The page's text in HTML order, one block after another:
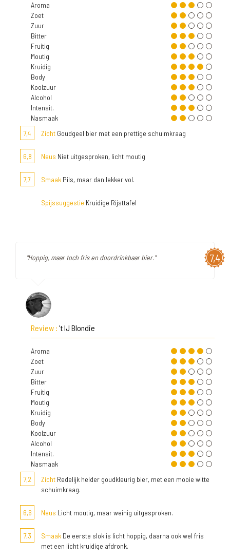
Aroma
Zoet
Zuur
Bitter
Fruitig
Moutig
Kruidig
Body
Koolzuur
Alcohol
Intensit.
Nasmaak
7,4
Zicht Goudgeel bier met een prettige schuimkraag
6,8 Neus Niet uitgesproken, licht moutig
7,7 Smaak Pils, maar dan lekker vol.
Spijssuggestie Kruidige Rijsttafel
7,4
"Hoppig, maar toch fris en doordrinkbaar bier."
Review : 't IJ Blondie
Aroma
Zoet
Zuur
Bitter
Fruitig
Moutig
Kruidig
Body
Koolzuur
Alcohol
Intensit.
Nasmaak
7,2
Zicht Redelijk helder goudkleurig bier, met een mooie witte
schuimkraag.
6,6 Neus Licht moutig, maar weinig uitgesproken.
7,3 Smaak De eerste slok is licht hoppig, daarna ook wel fris
met een licht kruidige afdronk.